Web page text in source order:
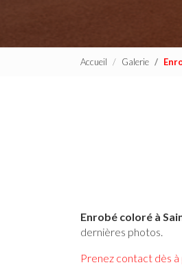
Accueil Galerie
Enrobé coloré à
dernières photos.
Prenez contact dès